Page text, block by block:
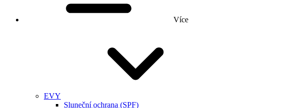
Více
EVY
Sluneční ochrana (SPF)